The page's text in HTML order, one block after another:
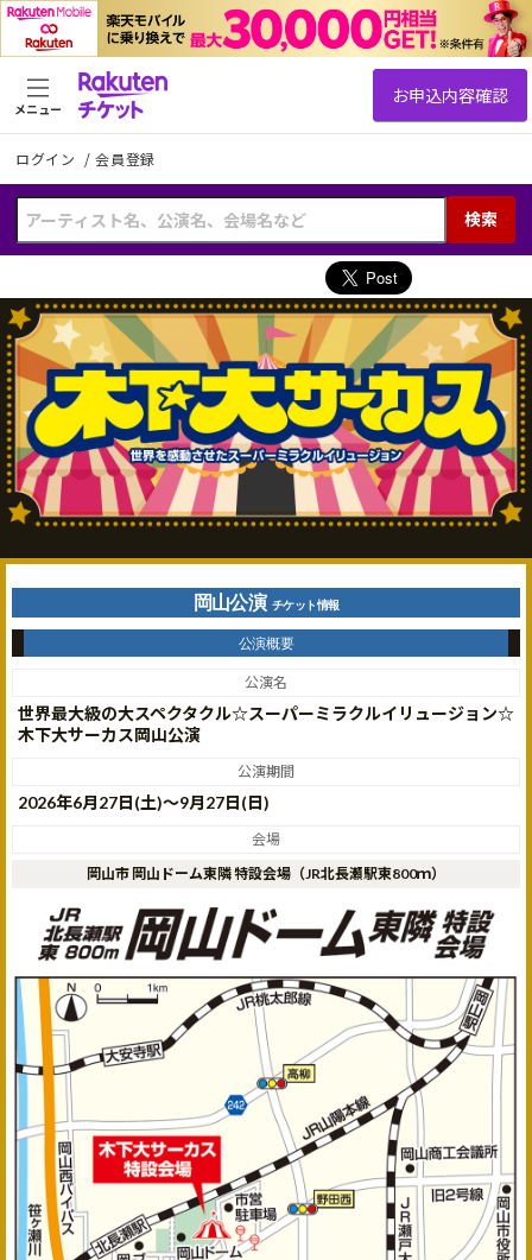
ログイン /会員登録
検索
メニュー
岡山公演 チケット情報
公演概要
公演名
世界最大級の大スペクタクル☆スーパーミラクルイリュージョン☆
木下大サーカス岡山公演
公演期間
2026年6月27日(土)〜9月27日(日)
会場
岡山市 岡山ドーム東隣 特設会場（JR北長瀬駅東800ｍ）